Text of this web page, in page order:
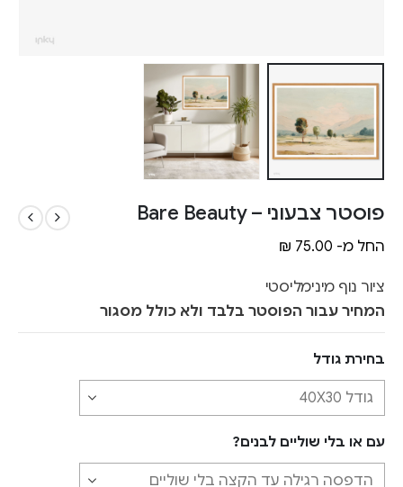
פוסטר צבעוני – Bare Beauty
החל מ- ₪ 75.00
ציור נוף מינימליסטי
המחיר עבור הפוסטר בלבד ולא כולל מסגור
בחירת גודל
עם או בלי שוליים לבנים?